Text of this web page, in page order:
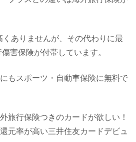
ありませんが、その代わりに最
害保険が付帯しています。
もスポーツ・自動車保険に無料で
旅行保険つきのカードが欲しい！
元率が高い三井住友カードデビュ